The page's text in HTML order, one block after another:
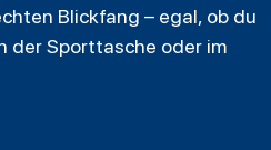
Blickfang – egal, ob du
der Sporttasche oder im